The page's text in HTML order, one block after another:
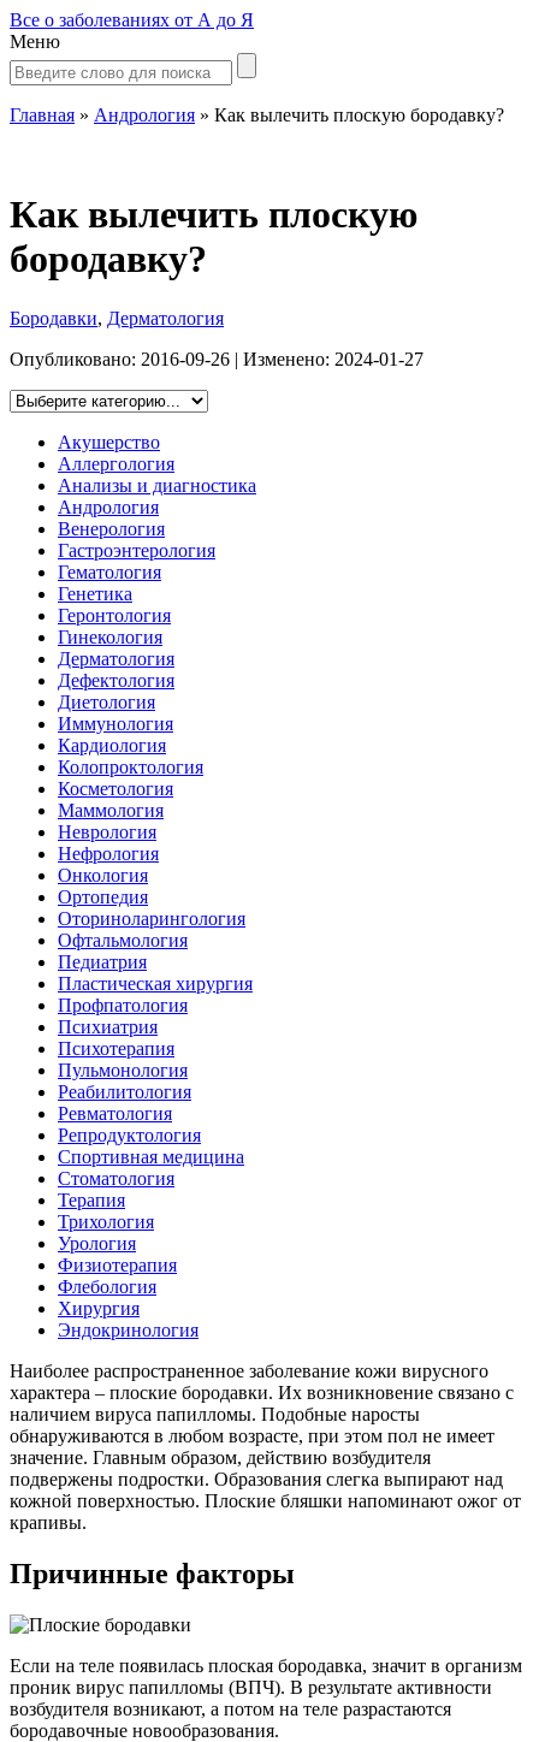
Все о заболеваниях от А до Я
Меню
Главная » Андрология » Как вылечить плоскую бородавку?
Как вылечить плоскую
бородавку?
Бородавки, Дерматология
Опубликовано: 2016-09-26 | Изменено: 2024-01-27
Акушерство
Аллергология
Анализы и диагностика
Андрология
Венерология
Гастроэнтерология
Гематология
Генетика
Геронтология
Гинекология
Дерматология
Дефектология
Диетология
Иммунология
Кардиология
Колопроктология
Косметология
Маммология
Неврология
Нефрология
Онкология
Ортопедия
Оториноларингология
Офтальмология
Педиатрия
Пластическая хирургия
Профпатология
Психиатрия
Психотерапия
Пульмонология
Реабилитология
Ревматология
Репродуктология
Спортивная медицина
Стоматология
Терапия
Трихология
Урология
Физиотерапия
Флебология
Хирургия
Эндокринология
Наиболее распространенное заболевание кожи вирусного
характера – плоские бородавки. Их возникновение связано с
наличием вируса папилломы. Подобные наросты
обнаруживаются в любом возрасте, при этом пол не имеет
значение. Главным образом, действию возбудителя
подвержены подростки. Образования слегка выпирают над
кожной поверхностью. Плоские бляшки напоминают ожог от
крапивы.
Причинные факторы
Если на теле появилась плоская бородавка, значит в организм
проник вирус папилломы (ВПЧ). В результате активности
возбудителя возникают, а потом на теле разрастаются
бородавочные новообразования.